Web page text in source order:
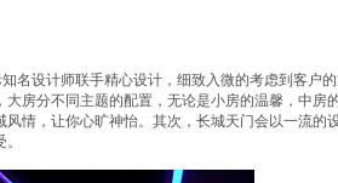
名设计师联手精心设计，细致入微的考虑到客户
房分不同主题的配置，无论是小房的温馨，中房
情，让你心旷神怡。其次，长城天门会以一流的